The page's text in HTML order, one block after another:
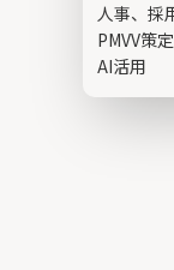
人事、採
PMVV策
AI活用